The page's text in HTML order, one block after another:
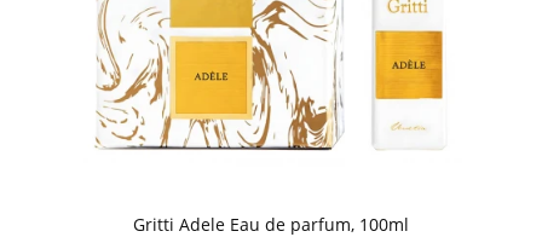
Gritti Adele Eau de parfum, 100ml